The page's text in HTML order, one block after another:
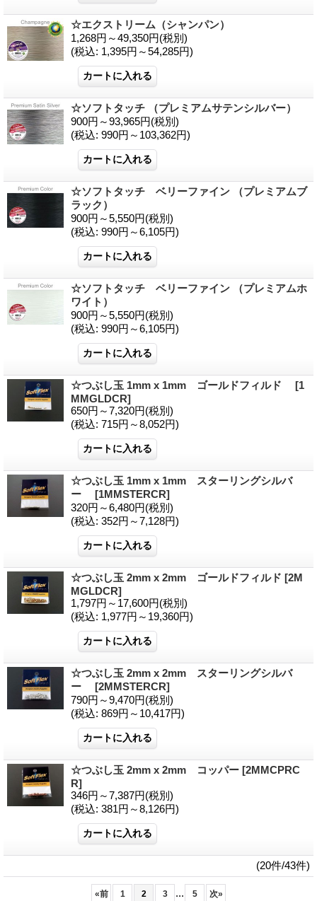
☆エクストリーム（シャンパン）
1,268円～49,350円(税別)
(税込: 1,395円～54,285円)
☆ソフトタッチ （プレミアムサテンシルバー）
900円～93,965円(税別)
(税込: 990円～103,362円)
☆ソフトタッチ ベリーファイン （プレミアムブ
ラック）
900円～5,550円(税別)
(税込: 990円～6,105円)
☆ソフトタッチ ベリーファイン （プレミアムホ
ワイト）
900円～5,550円(税別)
(税込: 990円～6,105円)
☆つぶし玉 1mm x 1mm ゴールドフィルド [1
MMGLDCR]
650円～7,320円(税別)
(税込: 715円～8,052円)
☆つぶし玉 1mm x 1mm スターリングシルバ
ー [1MMSTERCR]
320円～6,480円(税別)
(税込: 352円～7,128円)
☆つぶし玉 2mm x 2mm ゴールドフィルド [2M
MGLDCR]
1,797円～17,600円(税別)
(税込: 1,977円～19,360円)
☆つぶし玉 2mm x 2mm スターリングシルバ
ー [2MMSTERCR]
790円～9,470円(税別)
(税込: 869円～10,417円)
☆つぶし玉 2mm x 2mm コッパー [2MMCPRC
R]
346円～7,387円(税別)
(税込: 381円～8,126円)
(20件/43件)
«前 1 2 3 ... 5 次»